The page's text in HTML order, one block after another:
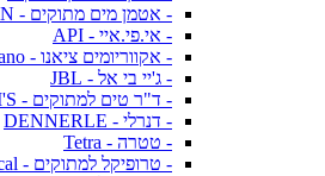
- אטמן מים מתוקים - ATMAN
- אי.פי.איי - API
- אקווריומים ציאנו - Ciano
- ג'יי בי אל - JBL
- ד"ר טים למתוקים - DR. TIM'S
- דנרלי - DENNERLE
- טטרה - Tetra
- טרופיקל למתוקים - Tropical